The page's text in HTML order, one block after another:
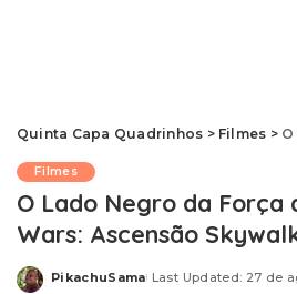
Quinta Capa Quadrinhos > Filmes > O
Filmes
O Lado Negro da Força
Wars: Ascensão
Posted
PikachuSama Last Updated: 27 de